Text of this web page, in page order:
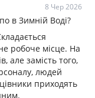
8 Чер 2026
в Зимній Воді?
робоче місце. На
але замість того,
людей
приходять